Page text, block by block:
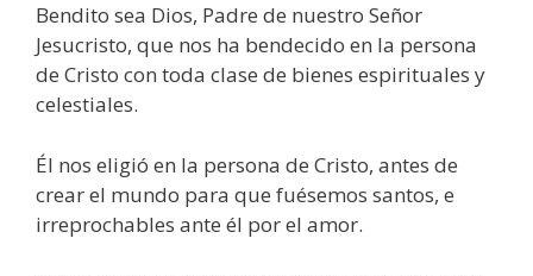
Bendito sea Dios, Padre de nuestro Señor
Jesucristo, que nos ha bendecido en la persona
de Cristo con toda clase de bienes espirituales y
celestiales.
Él nos eligió en la persona de Cristo, antes de
crear el mundo para que fuésemos santos, e
irreprochables ante él por el amor.